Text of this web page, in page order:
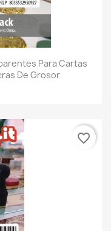
Para Cartas
De Grosor
favorite_border